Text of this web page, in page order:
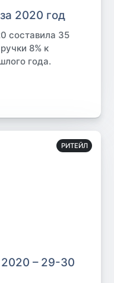
2020 год
составила 35
8% к
года.
РИТЕЙЛ
– 29-30